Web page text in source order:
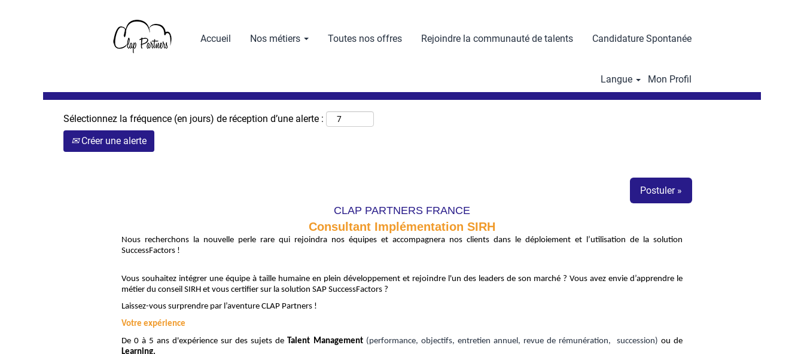
Accueil Nos métiers Toutes nos offres Rejoindre la communauté de talents Candidature Spontanée
Langue Mon Profil
Rechercher par mot-clé
Réinitialiser
Sélectionnez la fréquence (en jours) de réception d’une alerte :
Créer une alerte
Postuler »
CLAP PARTNERS FRANCE
Consultant Implémentation SIRH
Nous recherchons la nouvelle perle rare qui rejoindra nos équipes et accompagnera nos clients dans le déploiement et l’utilisation de la solution
SuccessFactors !
Vous souhaitez intégrer une équipe à taille humaine en plein développement et rejoindre l'un des leaders de son marché ? Vous avez envie d’apprendre le
métier du conseil SIRH et vous certifier sur la solution SAP SuccessFactors ?
Laissez-vous surprendre par l’aventure CLAP Partners !
Votre expérience
De 0 à 5 ans d'expérience sur des sujets deTalent Management (performance, objectifs, entretien annuel, revue de rémunération, succession) ou de
Learning.